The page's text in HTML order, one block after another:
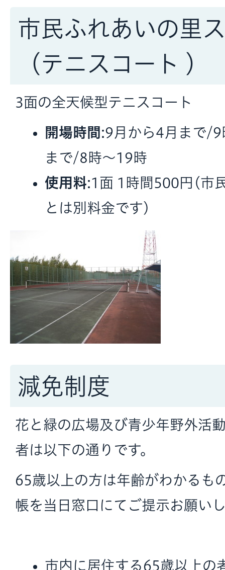
市民ふれあいの里
（テニスコート ）
3面の全天候型テニスコート
開場時間 :9月から4月まで/
まで/8時～19時
使用料:1面 1時間500円(市
とは別料金です)
減免制度
花と緑の広場及び青少年野外活
者は以下の通りです。
65歳以上の方は年齢がわかるも
帳を当日窓口にてご提示お願い
市内に居住する65歳以上の